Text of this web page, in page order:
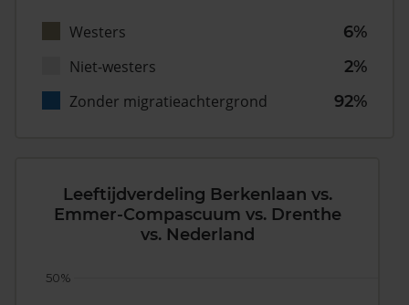
Westers
6%
Niet-westers
2%
Zonder migratieachtergrond
92%
Leeftijdverdeling Berkenlaan vs.
Emmer-Compascuum vs. Drenthe
vs. Nederland
50%